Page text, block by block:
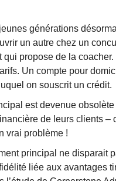
générations
un autre chez un
qui propose de la
Un compte pour
on souscrit un crédit.
est devenue
de leurs clients
vrai problème !
principal ne disparait
liée aux avantages